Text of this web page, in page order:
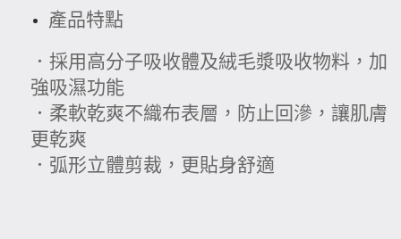
產品特點
．採用高分子吸收體及絨毛漿吸收物料，加
強吸濕功能
．柔軟乾爽不織布表層，防止回滲，讓肌膚
更乾爽
．弧形立體剪裁，更貼身舒適